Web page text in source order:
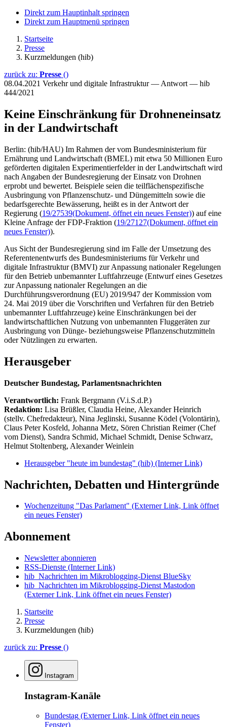
Direkt zum Hauptinhalt springen
Direkt zum Hauptmenü springen
Startseite
Presse
Kurzmeldungen (hib)
zurück zu: Presse ()
08.04.2021 Verkehr und digitale Infrastruktur — Antwort — hib
444/2021
Keine Einschränkung für Drohneneinsatz
in der Landwirtschaft
Berlin: (hib/HAU) Im Rahmen der vom Bundesministerium für
Ernährung und Landwirtschaft (BMEL) mit etwa 50 Millionen Euro
geförderten digitalen Experimentierfelder in der Landwirtschaft wird
nach Angaben der Bundesregierung der Einsatz von Drohnen
erprobt und bewertet. Beispiele seien die teilflächenspezifische
Ausbringung von Pflanzenschutz- und Düngemitteln sowie die
bedarfsgerechte Bewässerung, heißt es in der Antwort der
Regierung (19/27539(Dokument, öffnet ein neues Fenster)) auf eine
Kleine Anfrage der FDP-Fraktion (19/27127(Dokument, öffnet ein
neues Fenster)).
Aus Sicht der Bundesregierung sind im Falle der Umsetzung des
Referentenentwurfs des Bundesministeriums für Verkehr und
digitale Infrastruktur (BMVI) zur Anpassung nationaler Regelungen
für den Betrieb unbemannter Luftfahrzeuge (Entwurf eines Gesetzes
zur Anpassung nationaler Regelungen an die
Durchführungsverordnung (EU) 2019/947 der Kommission vom
24. Mai 2019 über die Vorschriften und Verfahren für den Betrieb
unbemannter Luftfahrzeuge) keine Einschränkungen bei der
landwirtschaftlichen Nutzung von unbemannten Fluggeräten zur
Ausbringung von Dünge- beziehungsweise Pflanzenschutzmitteln
oder Nützlingen zu erwarten.
Herausgeber
Deutscher Bundestag, Parlamentsnachrichten
Verantwortlich: Frank Bergmann (V.i.S.d.P.)
Redaktion: Lisa Brüßler, Claudia Heine, Alexander Heinrich
(stellv. Chefredakteur), Nina Jeglinski, Susanne Ködel (Volontärin),
Claus Peter Kosfeld, Johanna Metz, Sören Christian Reimer (Chef
vom Dienst), Sandra Schmid, Michael Schmidt, Denise Schwarz,
Helmut Stoltenberg, Alexander Weinlein
Herausgeber "heute im bundestag" (hib) (Interner Link)
Nachrichten, Debatten und Hintergründe
Wochenzeitung "Das Parlament" (Externer Link, Link öffnet
ein neues Fenster)
Abonnement
Newsletter abonnieren
RSS-Dienste (Interner Link)
hib_Nachrichten im Mikroblogging-Dienst BlueSky
hib_Nachrichten im Mikroblogging-Dienst Mastodon
(Externer Link, Link öffnet ein neues Fenster)
Startseite
Presse
Kurzmeldungen (hib)
zurück zu: Presse ()
Instagram
Instagram-Kanäle
Bundestag (Externer Link, Link öffnet ein neues
Fenster)